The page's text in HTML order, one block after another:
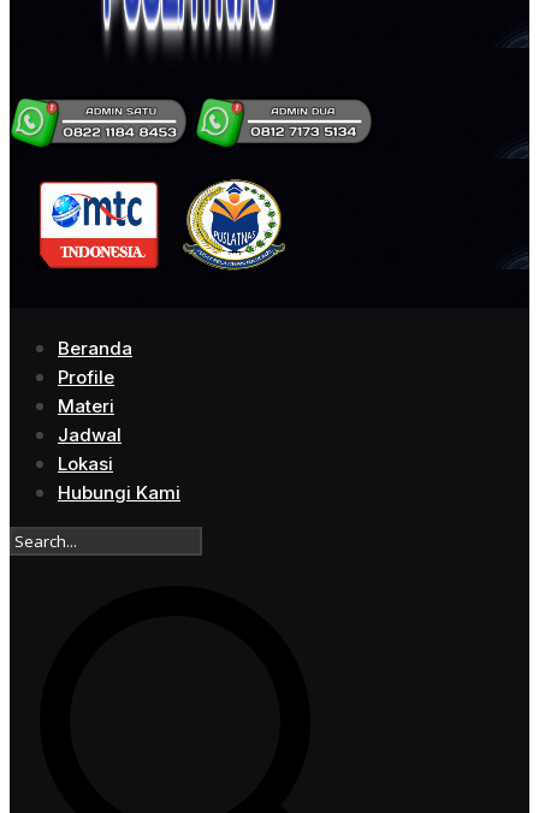
Beranda
Profile
Materi
Jadwal
Lokasi
Hubungi Kami